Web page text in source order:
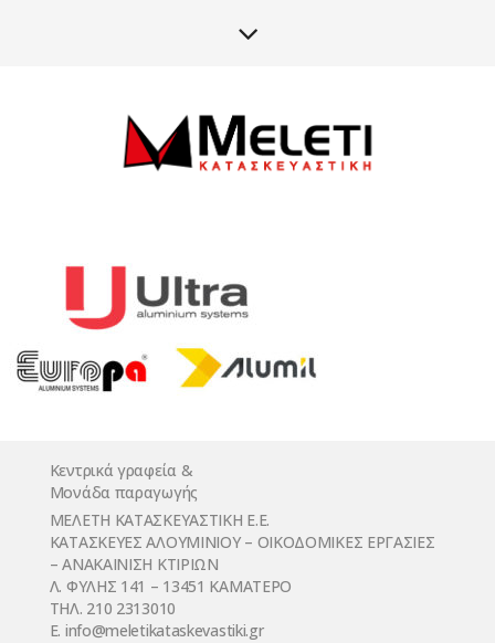
Κεντρικά γραφεία &
Μονάδα παραγωγής
ΜΕΛΕΤΗ ΚΑΤΑΣΚΕΥΑΣΤΙΚΗ Ε.Ε.
ΚΑΤΑΣΚΕΥΕΣ ΑΛΟΥΜΙΝΙΟΥ – ΟΙΚΟΔΟΜΙΚΕΣ ΕΡΓΑΣΙΕΣ
– ΑΝΑΚΑΙΝΙΣΗ ΚΤΙΡΙΩΝ
Λ. ΦΥΛΗΣ 141 – 13451 ΚΑΜΑΤΕΡΟ
ΤΗΛ. 210 2313010
E. infο@meletikataskevastiki.gr